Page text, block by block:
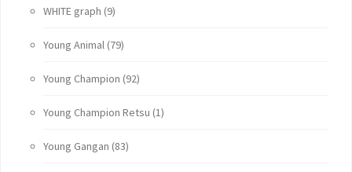
WHITE graph (9)
Young Animal (79)
Young Champion (92)
Young Champion Retsu (1)
Young Gangan (83)